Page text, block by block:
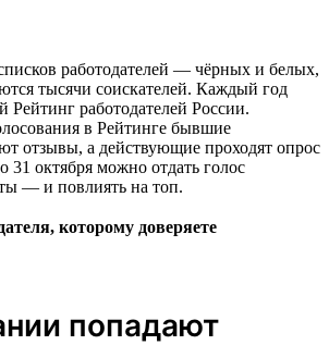
работодателей — чёрных и белых,
тысячи соискателей. Каждый год
Рейтинг работодателей России.
в Рейтинге бывшие
отзывы, а действующие проходят опрос
31 октября можно отдать голос
— и повлиять на топ.
которому доверяете
попадают